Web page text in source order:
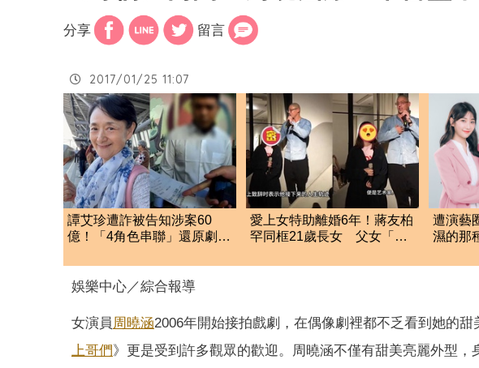
分享 留言
2017/01/25 11:07
譚艾珍遭詐被告知涉案60
億！「4角色串聯」還原劇
愛上女特助離婚6年！蔣友柏
罕同框21歲長女 父女「私
遭演藝
濕的那
娛樂中心／綜合報導
女演員 周曉涵2006年開始接拍戲劇，在偶像劇裡都不乏看到她的甜
上哥們 》更是受到許多觀眾的歡迎。周曉涵不僅有甜美亮麗外型